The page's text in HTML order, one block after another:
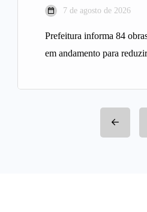
7 de agosto de 2026
Prefeitura informa 84
em andamento para
Horizonte…